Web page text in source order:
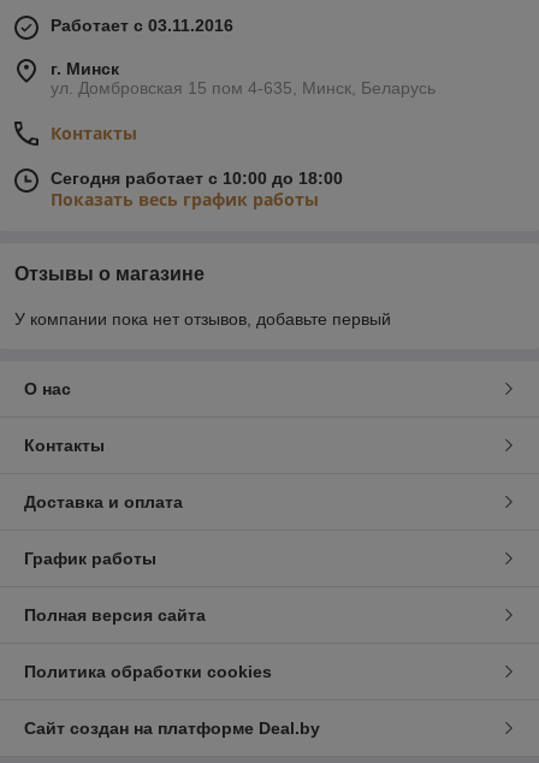
Работает с 03.11.2016
г. Минск
ул. Домбровская 15 пом 4-635, Минск, Беларусь
Контакты
Сегодня работает с 10:00 до 18:00
Показать весь график работы
Отзывы о магазине
У компании пока нет отзывов, добавьте первый
О нас
Контакты
Доставка и оплата
График работы
Полная версия сайта
Политика обработки cookies
Сайт создан на платформе Deal.by